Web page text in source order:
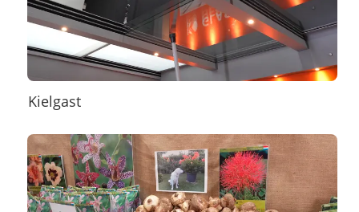
Kielgast